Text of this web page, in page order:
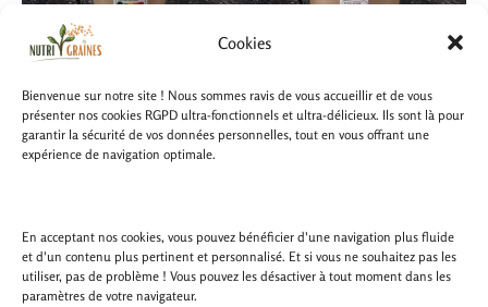
Cookies
Bienvenue sur notre site ! Nous sommes ravis de vous accueillir et de vous
présenter nos cookies RGPD ultra-fonctionnels et ultra-délicieux. Ils sont là pour
garantir la sécurité de vos données personnelles, tout en vous offrant une
expérience de navigation optimale.
En acceptant nos cookies, vous pouvez bénéficier d'une navigation plus fluide
et d'un contenu plus pertinent et personnalisé. Et si vous ne souhaitez pas les
utiliser, pas de problème ! Vous pouvez les désactiver à tout moment dans les
paramètres de votre navigateur.